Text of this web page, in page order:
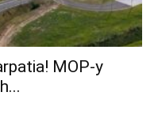
MOP-y